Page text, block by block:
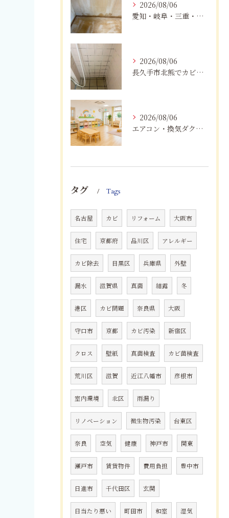
2026/08/06
愛知・岐阜・三重・静岡の公営住宅で発生するカビ対策｜原因・健康被害・効果的な予防方法を徹底解説
2026/08/06
長久手市北熊でカビに悩む方へ｜健康被害を防ぐための対策とは
2026/08/06
エアコン・換気ダクトのカビ臭を根本改善する方法
タグ Tags
名古屋 カビ リフォーム 大阪市
住宅 京都府 品川区 アレルギー
カビ除去 目黒区 兵庫県 外壁
漏水 滋賀県 真菌 結露 冬
港区 カビ問題 奈良県 大阪
守口市 京都 カビ汚染 新宿区
クロス 壁紙 真菌検査 カビ菌検査
荒川区 滋賀 近江八幡市 彦根市
室内環境 北区 雨漏り
リノベーション 微生物汚染 台東区
奈良 空気 健康 神戸市 関東
瀬戸市 賃貸物件 費用負担 豊中市
日進市 千代田区 玄関
日当たり悪い 町田市 和室 湿気